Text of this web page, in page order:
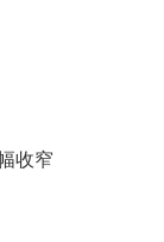
收窄